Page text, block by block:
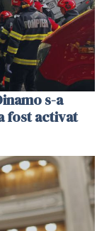
s-a
fost activat